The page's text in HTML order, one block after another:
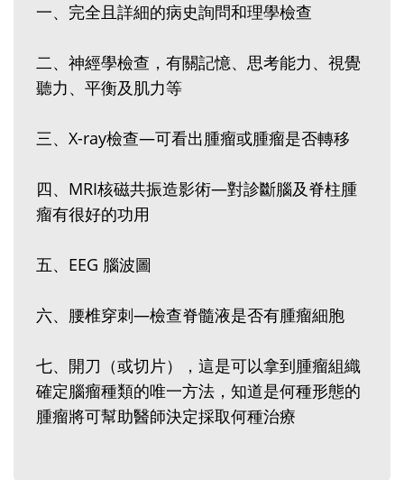
一、完全且詳細的病史詢問和理學檢查
二、神經學檢查，有關記憶、思考能力、視覺
聽力、平衡及肌力等
三、X-ray檢查—可看出腫瘤或腫瘤是否轉移
四、MRI核磁共振造影術—對診斷腦及脊柱腫
瘤有很好的功用
五、EEG 腦波圖
六、腰椎穿刺—檢查脊髓液是否有腫瘤細胞
七、開刀（或切片），這是可以拿到腫瘤組織
確定腦瘤種類的唯一方法，知道是何種形態的
腫瘤將可幫助醫師決定採取何種治療